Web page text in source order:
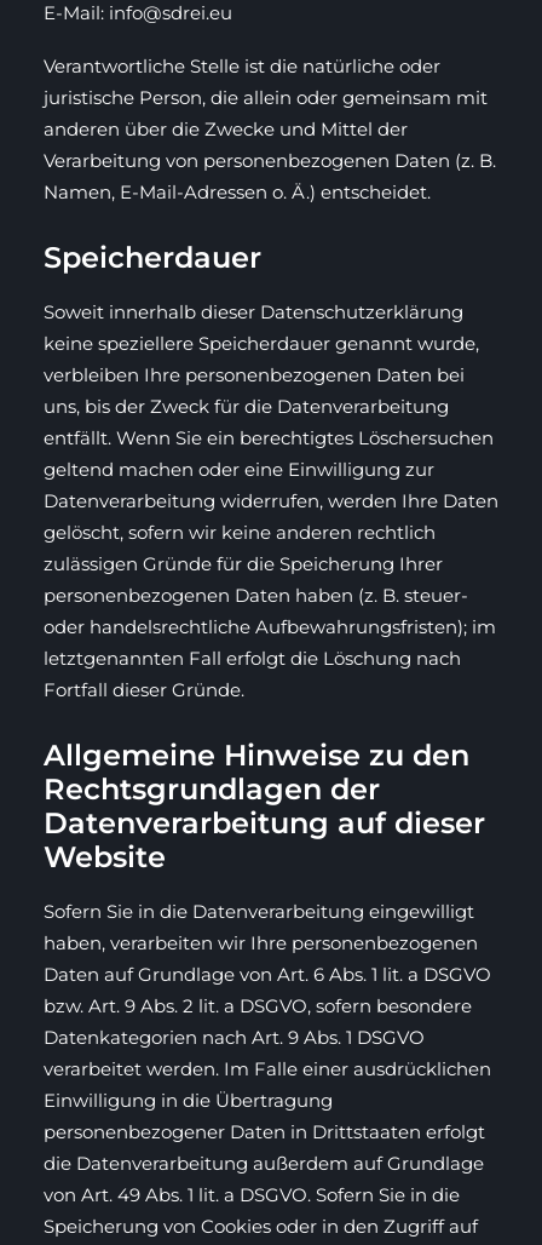
E-Mail: info@sdrei.eu
Verantwortliche Stelle ist die natürliche oder
juristische Person, die allein oder gemeinsam mit
anderen über die Zwecke und Mittel der
Verarbeitung von personenbezogenen Daten (z. B.
Namen, E-Mail-Adressen o. Ä.) entscheidet.
Speicherdauer
Soweit innerhalb dieser Datenschutzerklärung
keine speziellere Speicherdauer genannt wurde,
verbleiben Ihre personenbezogenen Daten bei
uns, bis der Zweck für die Datenverarbeitung
entfällt. Wenn Sie ein berechtigtes Löschersuchen
geltend machen oder eine Einwilligung zur
Datenverarbeitung widerrufen, werden Ihre Daten
gelöscht, sofern wir keine anderen rechtlich
zulässigen Gründe für die Speicherung Ihrer
personenbezogenen Daten haben (z. B. steuer-
oder handelsrechtliche Aufbewahrungsfristen); im
letztgenannten Fall erfolgt die Löschung nach
Fortfall dieser Gründe.
Allgemeine Hinweise zu den
Rechtsgrundlagen der
Datenverarbeitung auf dieser
Website
Sofern Sie in die Datenverarbeitung eingewilligt
haben, verarbeiten wir Ihre personenbezogenen
Daten auf Grundlage von Art. 6 Abs. 1 lit. a DSGVO
bzw. Art. 9 Abs. 2 lit. a DSGVO, sofern besondere
Datenkategorien nach Art. 9 Abs. 1 DSGVO
verarbeitet werden. Im Falle einer ausdrücklichen
Einwilligung in die Übertragung
personenbezogener Daten in Drittstaaten erfolgt
die Datenverarbeitung außerdem auf Grundlage
von Art. 49 Abs. 1 lit. a DSGVO. Sofern Sie in die
Speicherung von Cookies oder in den Zugriff auf